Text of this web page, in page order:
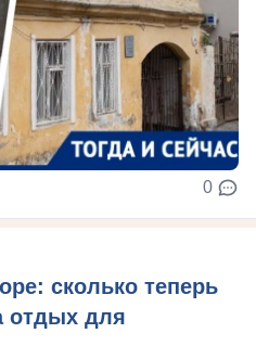
0
сколько теперь
отдых для